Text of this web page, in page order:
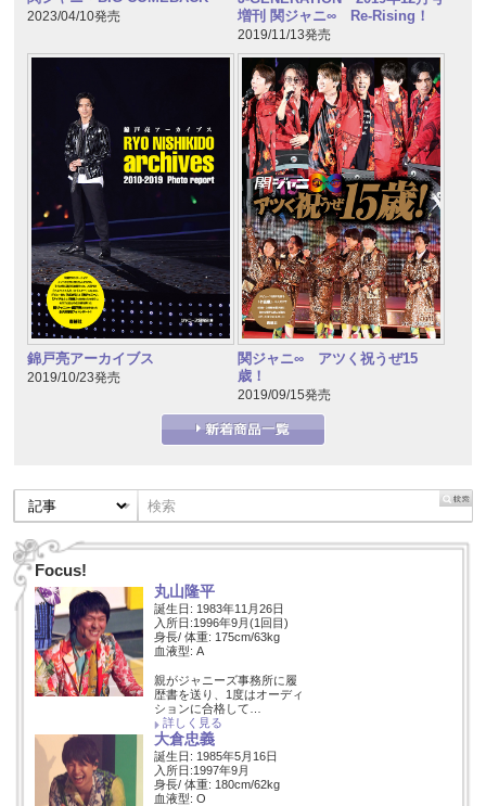
2023/04/10発売
増刊 関ジャニ∞ Re-Rising！
2019/11/13発売
錦戸亮アーカイブス
2019/10/23発売
関ジャニ∞ アツく祝うぜ15
歳！
2019/09/15発売
Focus!
丸山隆平
誕生日: 1983年11月26日
入所日:1996年9月(1回目)
身長/ 体重: 175cm/63kg
血液型: A
親がジャニーズ事務所に履
歴書を送り、1度はオーディ
ションに合格して…
詳しく見る
大倉忠義
誕生日: 1985年5月16日
入所日:1997年9月
身長/ 体重: 180cm/62kg
血液型: O